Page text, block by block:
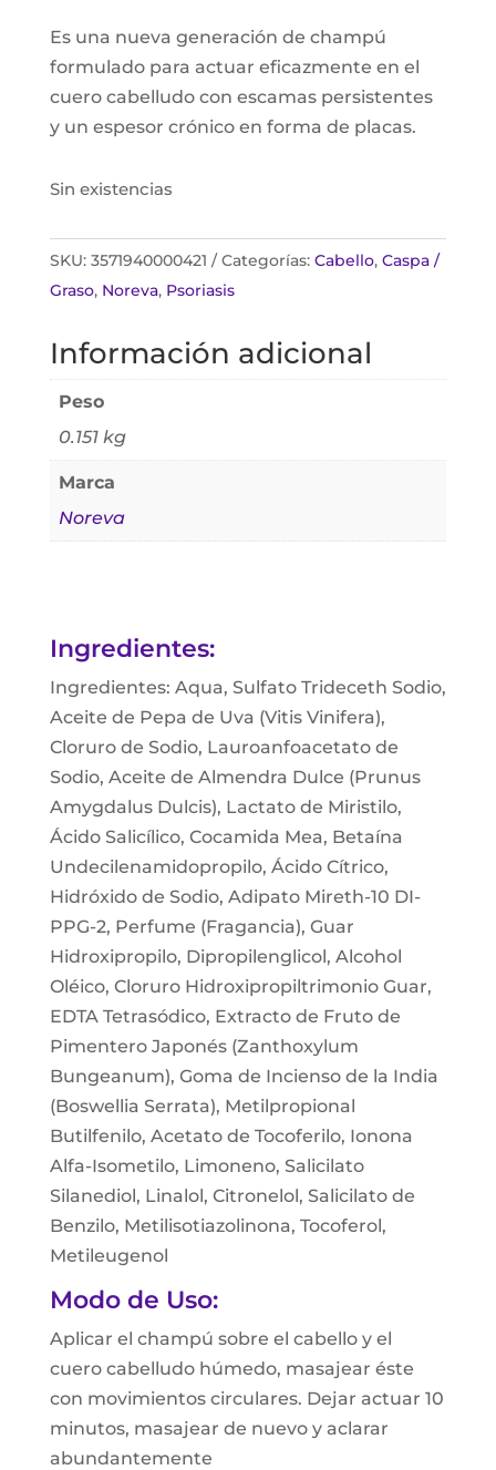
Es una nueva generación de champú
formulado para actuar eficazmente en el
cuero cabelludo con escamas persistentes
y un espesor crónico en forma de placas.
Sin existencias
SKU: 3571940000421 Categorías: Cabello, Caspa /
Graso, Noreva, Psoriasis
Información adicional
Peso
0.151 kg
Marca
Noreva
Ingredientes:
Ingredientes: Aqua, Sulfato Trideceth Sodio,
Aceite de Pepa de Uva (Vitis Vinifera),
Cloruro de Sodio, Lauroanfoacetato de
Sodio, Aceite de Almendra Dulce (Prunus
Amygdalus Dulcis), Lactato de Miristilo,
Ácido Salicílico, Cocamida Mea, Betaína
Undecilenamidopropilo, Ácido Cítrico,
Hidróxido de Sodio, Adipato Mireth-10 DI-
PPG-2, Perfume (Fragancia), Guar
Hidroxipropilo, Dipropilenglicol, Alcohol
Oléico, Cloruro Hidroxipropiltrimonio Guar,
EDTA Tetrasódico, Extracto de Fruto de
Pimentero Japonés (Zanthoxylum
Bungeanum), Goma de Incienso de la India
(Boswellia Serrata), Metilpropional
Butilfenilo, Acetato de Tocoferilo, Ionona
Alfa-Isometilo, Limoneno, Salicilato
Silanediol, Linalol, Citronelol, Salicilato de
Benzilo, Metilisotiazolinona, Tocoferol,
Metileugenol
Modo de Uso:
Aplicar el champú sobre el cabello y el
cuero cabelludo húmedo, masajear éste
con movimientos circulares. Dejar actuar 10
minutos, masajear de nuevo y aclarar
abundantemente